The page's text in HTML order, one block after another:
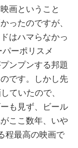
画ということ
ったのですが、
はハマらなかっ
ーポリスメ
ンプンする邦題
です。しかし先
ていたので、
も見ず、ビール
ここ数年、いや
程最高の映画で